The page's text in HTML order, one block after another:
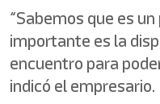
“Sabemos que es
importante es la
encuentro para
indicó el empresario.